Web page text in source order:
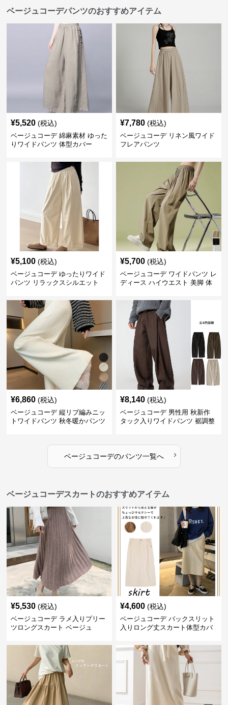
ベージュコーデパンツのおすすめアイテム
¥5,520 (税込)
ベージュコーデ 綿麻素材 ゆった
りワイドパンツ 体型カバー
¥7,780 (税込)
ベージュコーデ リネン風ワイド
フレアパンツ
¥5,100 (税込)
ベージュコーデ ゆったりワイド
パンツ リラックスシルエット
¥5,700 (税込)
ベージュコーデ ワイドパンツ レ
ディース ハイウエスト 美脚 体
¥6,860 (税込)
ベージュコーデ 縦リブ編みニッ
トワイドパンツ 秋冬暖かパンツ
¥8,140 (税込)
ベージュコーデ 男性用 秋新作
タック入りワイドパンツ 裾調整
ベージュコーデのパンツ一覧へ ›
ベージュコーデスカートのおすすめアイテム
¥5,530 (税込)
ベージュコーデ ラメ入りプリー
ツロングスカート ベージュ
¥4,600 (税込)
ベージュコーデ バックスリット
入りロング丈スカート体型カバ